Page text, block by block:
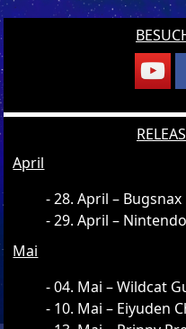
April
28. April – Bugsnax
29. April –
Mai
04. Mai – Wildcat
10. Mai – Eiyuden